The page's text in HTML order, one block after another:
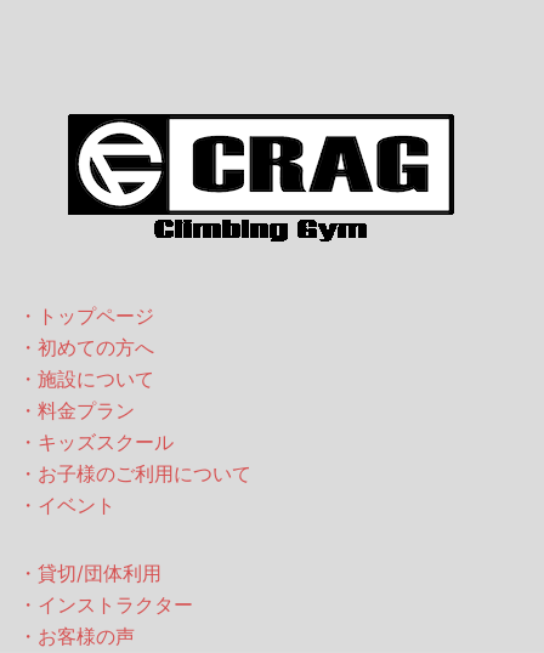
・トップページ
・初めての方へ
・施設について
・料金プラン
・キッズスクール
・お子様のご利用について
・イベント
・貸切/団体利用
・インストラクター
・お客様の声